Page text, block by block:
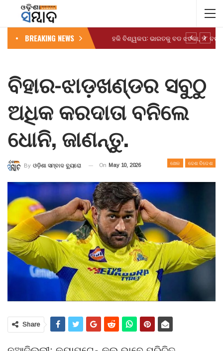
BREAKING NEWS
ବିହାର-ଝାଡ଼ଖଣ୍ଡର ସବୁଠୁ
ଅଧିକ କରଦାତା ବନିଲେ
ଧୋନି, ଜାଣନ୍ତୁ.
ଖେଳ ଦେଶ ବିଦେଶ
By ଓଡ଼ିଶା ସମ୍ବାଦ ବ୍ୟୁରୋ On May 10, 2026
Share